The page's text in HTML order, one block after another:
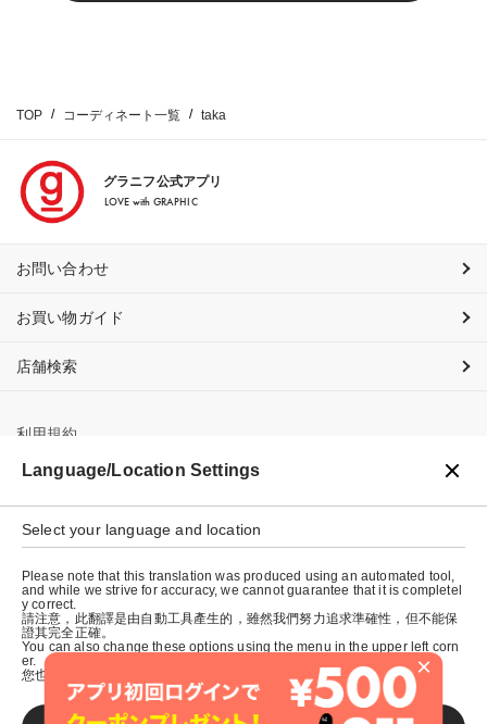
TOP コーディネート一覧 taka
グラニフ公式アプリ
LOVE with GRAPHIC
お問い合わせ
お買い物ガイド
店舗検索
利用規約
プライバシーポリシー
特定商取引法に基づく表示
会社概要
×
Language/Location Settings
Select your language and location
Please note that this translation was produced using an automated tool,
and while we strive for accuracy, we cannot guarantee that it is completel
y correct.
請注意，此翻譯是由自動工具產生的，雖然我們努力追求準確性，但不能保
證其完全正確。
You can also change these options using the menu in the upper left corn
er.
您也可以使用左上角的選單來更改這些選項。